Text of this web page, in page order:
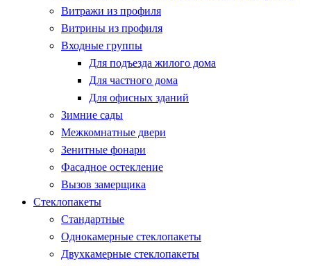
Витражи из профиля
Витрины из профиля
Входные группы
Для подъезда жилого дома
Для частного дома
Для офисных зданий
Зимние сады
Межкомнатные двери
Зенитные фонари
Фасадное остекление
Вызов замерщика
Стеклопакеты
Стандартные
Однокамерные стеклопакеты
Двухкамерные стеклопакеты